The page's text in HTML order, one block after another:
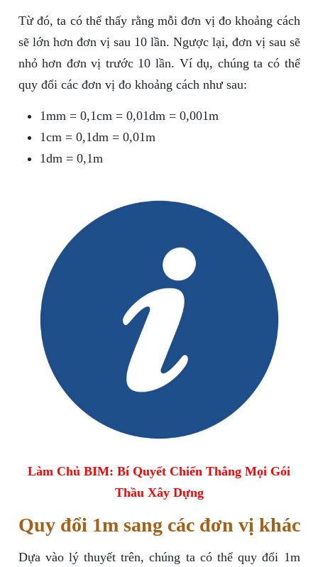
Từ đó, ta có thể thấy rằng mỗi đơn vị đo khoảng cách
sẽ lớn hơn đơn vị sau 10 lần. Ngược lại, đơn vị sau sẽ
nhỏ hơn đơn vị trước 10 lần. Ví dụ, chúng ta có thể
quy đổi các đơn vị đo khoảng cách như sau:
1mm = 0,1cm = 0,01dm = 0,001m
1cm = 0,1dm = 0,01m
1dm = 0,1m
Làm Chủ BIM: Bí Quyết Chiến Thắng Mọi Gói
Thầu Xây Dựng
Quy đổi 1m sang các đơn vị khác
Dựa vào lý thuyết trên, chúng ta có thể quy đổi 1m